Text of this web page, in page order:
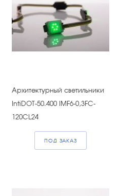
Архитектурный светильники
IntiDOT-50.400 IMF6-0,3FC-
120CL24
ПОД ЗАКАЗ